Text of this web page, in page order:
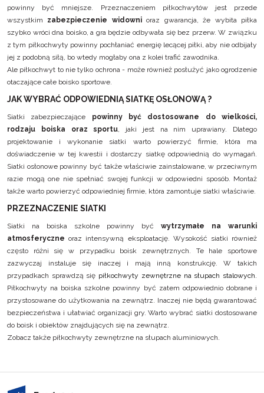
powinny być mniejsze. Przeznaczeniem piłkochwytów jest przede
wszystkim zabezpieczenie widownioraz gwarancja, że wybita piłka
szybko wróci dna boisko, a gra będzie odbywała się bez przerw. W związku
z tym piłkochwyty powinny pochłaniać energię lecącej piłki, aby nie odbijały
jej z podobną siłą, bo wtedy mogłaby ona z kolei trafić zawodnika.
Ale piłkochwyt to nie tylko ochrona - może również posłużyć jako ogrodzenie
otaczające całe boisko sportowe.
JAK WYBRAĆ ODPOWIEDNIĄ SIATKĘ OSŁONOWĄ ?
Siatki zabezpieczające powinny być
dostosowane do wielkości,
rodzaju boiska oraz sportu, jaki jest na nim uprawiany. Dlatego
projektowanie i wykonanie siatki warto powierzyć firmie, która ma
doświadczenie w tej kwestii i dostarczy siatkę odpowiednią do wymagań.
Siatki osłonowe powinny być także właściwie zainstalowane, w przeciwnym
razie mogą one nie spełniać swojej funkcji w odpowiedni sposób. Montaż
także warto powierzyć odpowiedniej firmie, która zamontuje siatki właściwie.
PRZEZNACZENIE SIATKI
Siatki na boiska szkolne powinny być wytrzymałe na warunki
atmosferyczne oraz intensywną eksploatację. Wysokość siatki również
często różni się w przypadku boisk zewnętrznych. Te hale sportowe
zazwyczaj instaluje się inaczej i mają inną konstrukcję. W takich
przypadkach sprawdzą się piłkochwyty zewnętrzne na słupach stalowych.
Piłkochwyty na boiska szkolne powinny być zatem odpowiednio dobrane i
przystosowane do użytkowania na zewnątrz. Inaczej nie będą gwarantować
bezpieczeństwa i ułatwiać organizacji gry. Warto wybrać siatki dostosowane
do boisk i obiektów znajdujących się na zewnątrz.
Zobacz także piłkochwyty zewnętrzne na słupach aluminiowych.